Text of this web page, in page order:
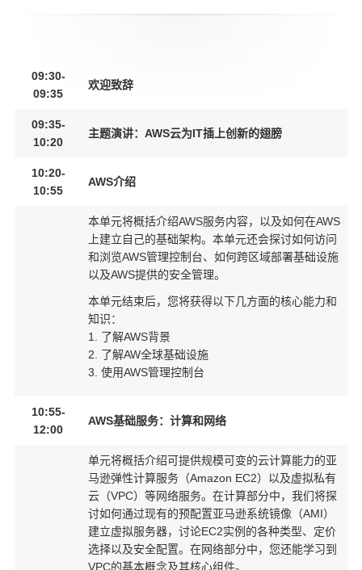
09:30-
09:35
欢迎致辞
09:35-
10:20
主题演讲：AWS云为IT插上创新的翅膀
10:20-
10:55
AWS介绍
本单元将概括介绍AWS服务内容，以及如何在AWS
上建立自己的基础架构。本单元还会探讨如何访问
和浏览AWS管理控制台、如何跨区域部署基础设施
以及AWS提供的安全管理。
本单元结束后，您将获得以下几方面的核心能力和
知识：
1. 了解AWS背景
2. 了解AW全球基础设施
3. 使用AWS管理控制台
10:55-
12:00
AWS基础服务：计算和网络
单元将概括介绍可提供规模可变的云计算能力的亚
马逊弹性计算服务（Amazon EC2）以及虚拟私有
云（VPC）等网络服务。在计算部分中，我们将探
讨如何通过现有的预配置亚马逊系统镜像（AMI）
建立虚拟服务器，讨论EC2实例的各种类型、定价
选择以及安全配置。在网络部分中，您还能学习到
VPC的基本概念及其核心组件。